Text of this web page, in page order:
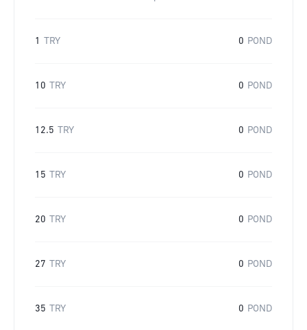
1 TRY 0 POND
10 TRY 0 POND
12.5 TRY 0 POND
15 TRY 0 POND
20 TRY 0 POND
27 TRY 0 POND
35 TRY 0 POND